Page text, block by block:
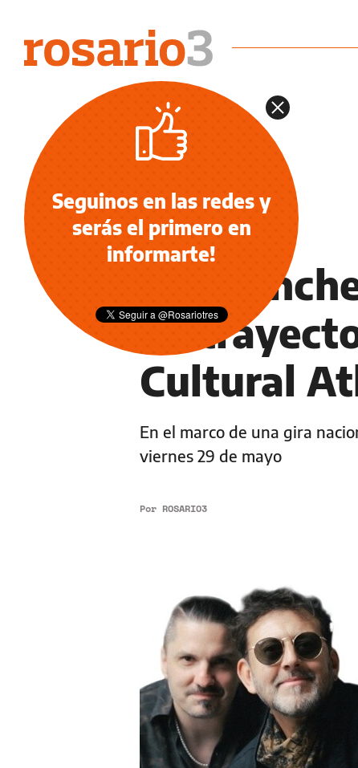
OCIO
Los
de
Cultural
En el marco de una gira
viernes 29 de mayo
Por ROSARIO3
Seguinos en las redes y
serás el primero en
informarte!